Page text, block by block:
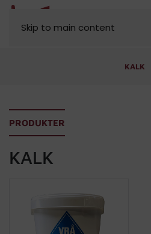
Skip to main content
MENU
KALK
PRODUKTER
KALK